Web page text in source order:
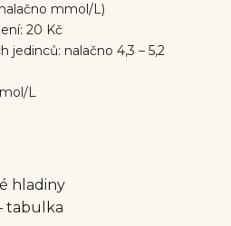
mmol/L)
20 Kč
jedinců: nalačno 4,3 – 5,2
L
hladiny
tabulka